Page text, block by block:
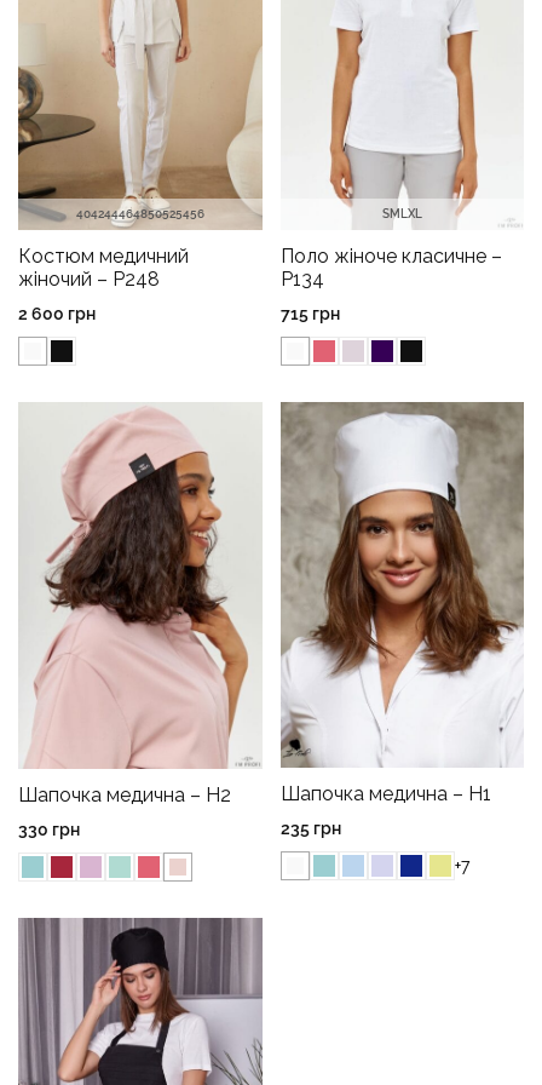
404244464850525456
Костюм медичний
жіночий – P248
2 600 грн
SM XL
Поло жіноче класичне –
P134
715 грн
Шапочка медична – H2
330 грн
Шапочка медична – H1
235 грн
+7